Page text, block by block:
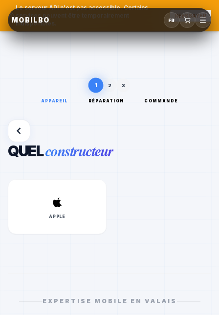
MOBILBO FR
Le serveur API n'est pas accessible. Certains
services peuvent être temporairement
indisponibles.
RÉESSAYER
1 2 3
APPAREIL RÉPARATION COMMANDE
QUELconstructeur
APPLE
EXPERTISE MOBILE EN VALAIS